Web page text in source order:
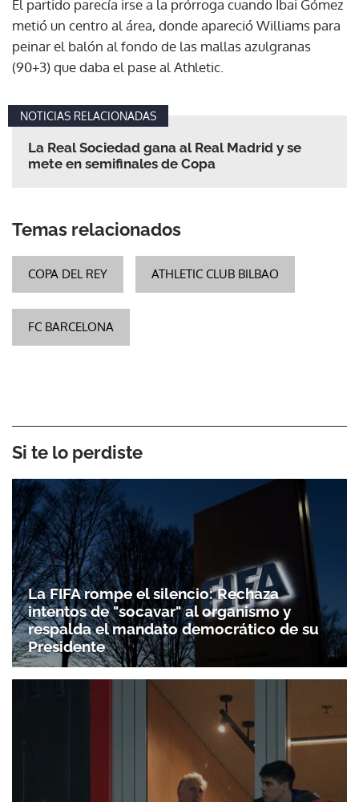
El partido parecía irse a la prórroga cuando Ibai Gómez
metió un centro al área, donde apareció Williams para
peinar el balón al fondo de las mallas azulgranas
(90+3) que daba el pase al Athletic.
NOTICIAS RELACIONADAS
La Real Sociedad gana al Real Madrid y se
mete en semifinales de Copa
Temas relacionados
COPA DEL REY ATHLETIC CLUB BILBAO
FC BARCELONA
Si te lo perdiste
La FIFA rompe el silencio: Rechaza
intentos de "socavar" al organismo y
respalda el mandato democrático de su
Presidente